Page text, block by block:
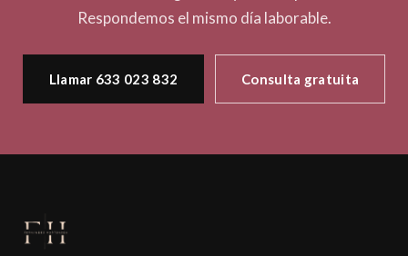
Respondemos el mismo día laborable.
Llamar 633 023 832 Consulta gratuita